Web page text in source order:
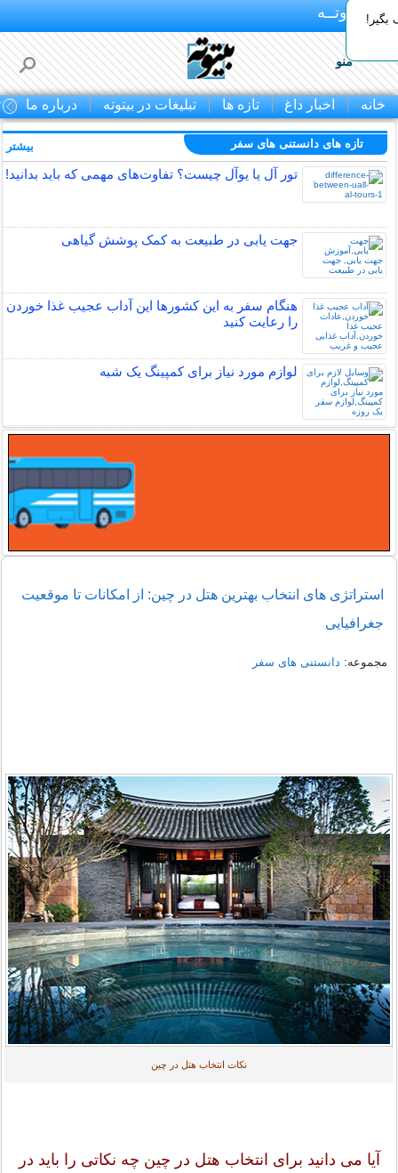
بـیتوتــه
منو
خانه اخبار داغ تازه ها تبلیغات در بیتوته درباره ما
تازه های دانستنی های سفر
تور آل یا یوآل چیست؟ تفاوت‌های مهمی که باید بدانید!
جهت یابی در طبیعت به کمک پوشش گیاهی
هنگام سفر به این کشورها این آداب عجیب غذا خوردن
را رعایت کنید
لوازم مورد نیاز برای کمپینگ یک شبه
بیشتر
استراتژی های انتخاب بهترین هتل در چین: از امکانات تا موقعیت
جغرافیایی
مجموعه: دانستنی های سفر
نکات انتخاب هتل در چین
آیا می دانید برای انتخاب هتل در چین چه نکاتی را باید در